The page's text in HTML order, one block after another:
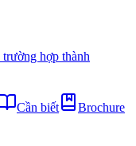
trường hợp thành
Cần biết
Brochure